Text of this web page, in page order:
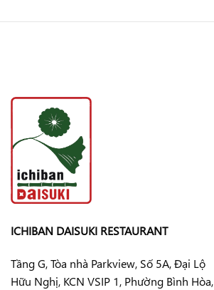
ICHIBAN DAISUKI RESTAURANT
Tầng G, Tòa nhà Parkview, Số 5A, Đại Lộ
Hữu Nghị, KCN VSIP 1, Phường Bình Hòa,